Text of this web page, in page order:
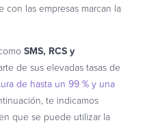
las empresas marcan la
SMS, RCS y
de sus elevadas tasas de
de hasta un 99 % y una
te indicamos
que se puede utilizar la